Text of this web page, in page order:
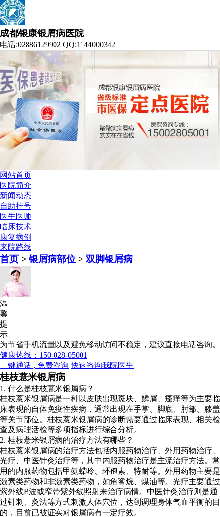
成都银康银屑病医院
电话:02886129902 QQ:1144000342
网站首页
医院简介
新闻动态
自助挂号
医生医师
临床技术
康复病例
来院路线
首页 >银屑病部位 > 双脚银屑病
温
馨
提
示
为节省手机流量以及避免移动访问不稳定，建议直接电话咨询。
健康热线：150-028-05001
一键通话 , 免费咨询 快速咨询我院医生
桂枝薏米银屑病
1. 什么是桂枝薏米银屑病？
桂枝薏米银屑病是一种以皮肤出现斑块、鳞屑、瘙痒等为主要临
床表现的自体免疫性疾病，通常出现在手掌、脚底、肘部、膝盖
等关节部位。桂枝薏米银屑病的诊断需要通过临床表现、相关检
查及病理活检等多项指标进行综合分析。
2. 桂枝薏米银屑病的治疗方法有哪些？
桂枝薏米银屑病的治疗方法包括内服药物治疗、外用药物治疗、
光疗、中医针灸治疗等，其中内服药物治疗是主流治疗方法。常
用的内服药物包括甲氨蝶呤、环孢素、特耐等。外用药物主要是
激素类药物和非激素类药物，如角鲨烷、煤油等。光疗主要通过
紫外线B波或窄带紫外线照射来治疗病情。中医针灸治疗则是通
过针刺、灸法等方式刺激人体穴位，达到调理身体气血平衡的目
的，目前已被证实对银屑病有一定疗效。